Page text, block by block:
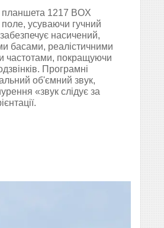
планшета 1217 BOX
усуваючи гучний
насичений,
басами, реалістичними
частотами, покращуючи
Програмні
об'ємний звук,
«звук слідує за